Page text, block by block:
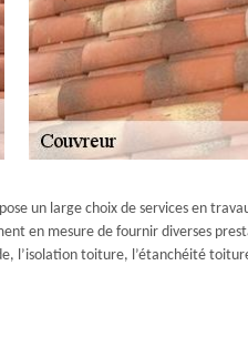
un large choix de services en
en mesure de fournir diverses
toiture, l’étanchéité